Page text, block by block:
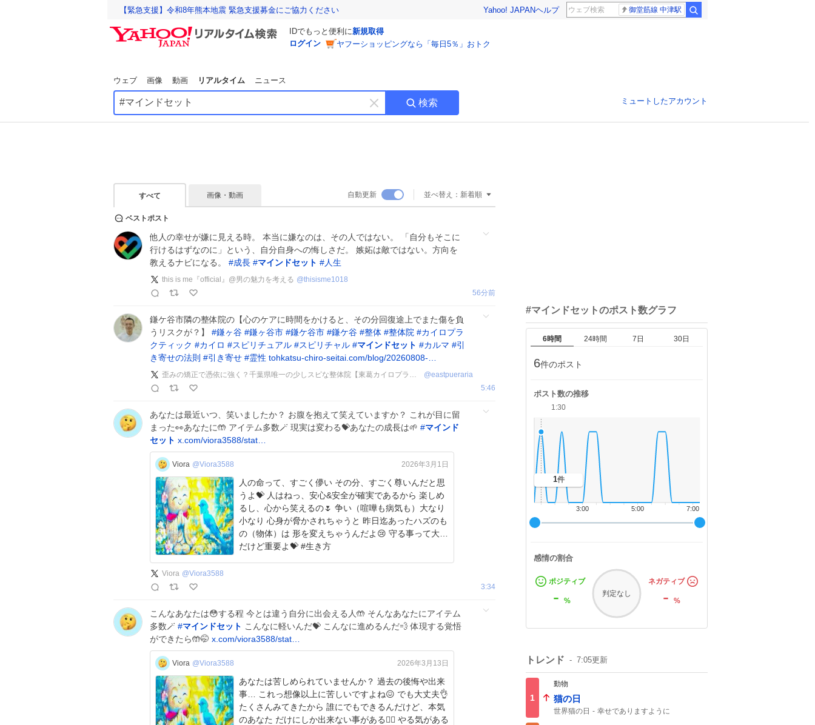
【緊急支援】令和8年熊本地震 緊急支援募金にご協力ください Yahoo! JAPANヘルプ 御堂筋線 中津駅
IDでもっと便利に新規取得
ログイン
ヤフーショッピングなら「毎日5％」おトク
ウェブ 画像 動画 リアルタイム ニュース
キ
ー
す
検索 ミュートしたアカウント
すべて 画像・動画 自動更新 並べ替え： 新着順
ベストポスト
他人の幸せが嫌に見える時。 本当に嫌なのは、その人ではない。 「自分もそこに
行けるはずなのに」という、自分自身への悔しさだ。 嫉妬は敵ではない。方向を
教えるナビになる。 #成長 #マインドセット #人生
this is me『official』@男の魅力を考える @thisisme1018
56分前
鎌ケ谷市隣の整体院の【心のケアに時間をかけると、その分回復途上でまた傷を負
うリスクが？】 #鎌ヶ谷 #鎌ヶ谷市 #鎌ケ谷市 #鎌ケ谷 #整体 #整体院 #カイロプラ
クティック #カイロ #スピリチュアル #スピリチャル #マインドセット #カルマ #引
き寄せの法則 #引き寄せ #霊性 tohkatsu-chiro-seitai.com/blog/20260808-…
歪みの矯正で憑依に強く？千葉県唯一の少しスピな整体院【東葛カイロプラクティック整体院】の、岡部 雄介 @eastpueraria
5:46
あなたは最近いつ、笑いましたか？ お腹を抱えて笑えていますか？ これが目に留
まった👀あなたに🤲 アイテム多数🪄 現実は変わる💝あなたの成長は🌱 #マインド
セット x.com/viora3588/stat…
Viora @Viora3588 2026年3月1日
人の命って、すごく儚い その分、すごく尊いんだと思
うよ💝 人はねっ、安心&安全が確実であるから 楽しめ
るし、心から笑えるの🌷 争い（喧嘩も病気も）大なり
小なり 心身が脅かされちゃうと 昨日迄あったハズのも
の（物体）は 形を変えちゃうんだよ😢 守る事って大変
だけど重要よ💝 #生き方
Viora @Viora3588
3:34
こんなあなたは😳する程 今とは違う自分に出会える人🤲 そんなあなたにアイテム
多数🪄 #マインドセット こんなに軽いんだ💝 こんなに進めるんだ💨 体現する覚悟
ができたら🤲🤭 x.com/viora3588/stat…
Viora @Viora3588 2026年3月13日
あなたは苦しめられていませんか？ 過去の後悔や出来
事… これっ想像以上に苦しいですよね😖 でも大丈夫👌
たくさんみてきたから 誰にでもできるんだけど、本気
のあなた だけにしか出来ない事がある❤️‍🔥 やる気がある
#マインドセットのポスト数グラフ
6時間 24時間 7日 30日
6件のポスト
ポスト数の推移
7:00
5:00
3:00
1:30
1件
感情の割合
ポジティブ
- %
判定なし
ネガティブ
-%
トレンド 7:05更新
1
動物
猫の日
世界猫の日
幸せでありますように